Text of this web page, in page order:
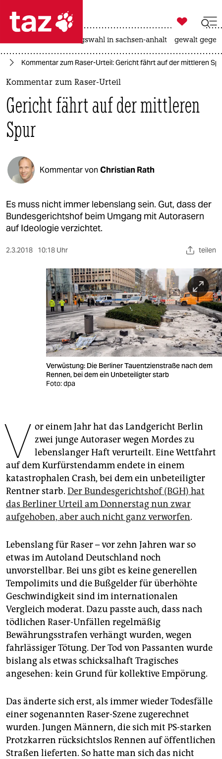
 taz zahl ich
taz zahl ich
politik
öko
gesellschaft
kultur
sport
berlin
nord
wahrheit
veranstaltungen
fragen & hilfe
unterstützen
genossenschaft
epaper login

taz zahl ich
landtagswahl in sachsen-anhalt gewalt
Kommentar zum Raser-Urteil: Gericht fährt auf der mittleren
Kommentar zum Raser-Urteil
Gericht fährt auf der mittleren
Spur
Kommentar von Christian Rath
Es muss nicht immer lebenslang sein. Gut, dass der
Bundesgerichtshof beim Umgang mit Autorasern
auf Ideologie verzichtet.
2.3.2018 10:18 Uhr teilen
Verwüstung: Die Berliner Tauentzienstraße nach dem
Rennen, bei dem ein Unbeteiligter starb
Foto: dpa
V or einem Jahr hat das Landgericht Berlin
zwei junge Autoraser wegen Mordes zu
lebenslanger Haft verurteilt. Eine Wettfahrt
auf dem Kurfürstendamm endete in einem
katastrophalen Crash, bei dem ein unbeteiligter
Rentner starb. Der Bundesgerichtshof (BGH) hat
das Berliner Urteil am Donnerstag nun zwar
aufgehoben, aber auch nicht ganz verworfen.
Lebenslang für Raser – vor zehn Jahren war so
etwas im Autoland Deutschland noch
unvorstellbar. Bei uns gibt es keine generellen
Tempolimits und die Bußgelder für überhöhte
Geschwindigkeit sind im internationalen
Vergleich moderat. Dazu passte auch, dass nach
tödlichen Raser-Unfällen regelmäßig
Bewährungsstrafen verhängt wurden, wegen
fahrlässiger Tötung. Der Tod von Passanten wurde
bislang als etwas schicksalhaft Tragisches
angesehen: kein Grund für kollektive Empörung.
Das änderte sich erst, als immer wieder Todesfälle
einer sogenannten Raser-Szene zugerechnet
wurden. Jungen Männern, die sich mit PS-starken
Protzkarren rücksichtslos Rennen auf öffentlichen
Straßen lieferten. So hatte man sich das nicht